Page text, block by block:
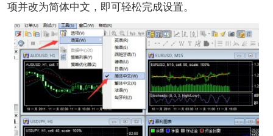
项并改为简体中文，即可轻松完成设置。